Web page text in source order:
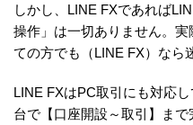
しかし、LINE FXであれば
操作」は一切ありません。
ての方でも（LINE FX）なら
LINE FXはPC取引にも対応
台で【口座開設～取引】ま